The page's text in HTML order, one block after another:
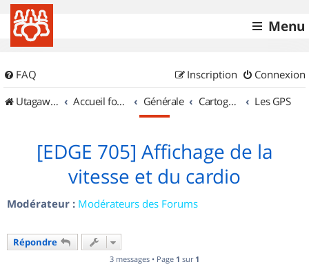
Menu
FAQ Connexion
Inscription
UtagawaVTT (Randos VTT et VTTAE avec traces GPS)
Accueil forum Générale Cartographie et GPS Les GPS
[EDGE 705] Affichage de la
vitesse et du cardio
Modérateur : Modérateurs des Forums
Répondre
3 messages • Page 1 sur 1